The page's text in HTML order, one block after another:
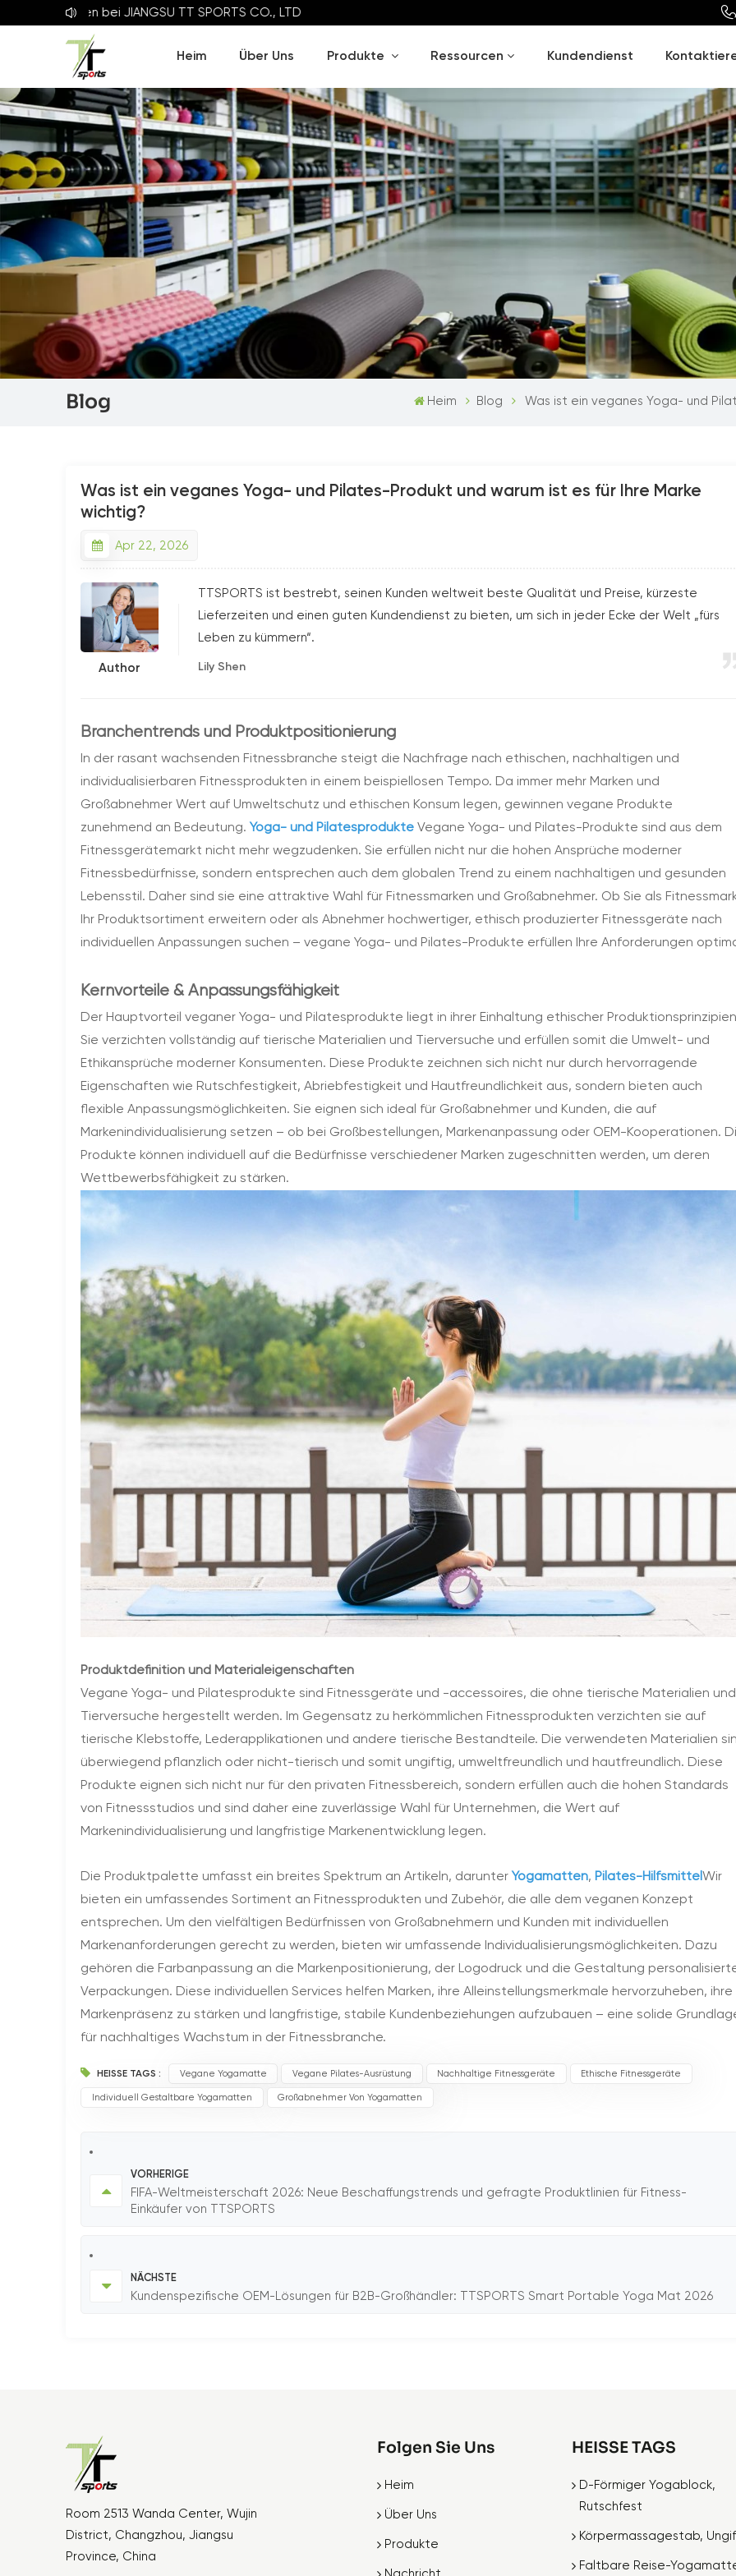
JIANGSU TT SPORTS CO., LTD
Heim Über Uns Produkte Ressourcen Kundendienst
Blog Heim Blog Was ist ein veganes Yoga- und
Was ist ein veganes Yoga- und Pilates-Produkt und warum ist es für Ihre Marke
wichtig?
Apr 22, 2026
Author
TTSPORTS ist bestrebt, seinen Kunden weltweit beste Qualität und Preise, kürzeste
Lieferzeiten und einen guten Kundendienst zu bieten, um sich in jeder Ecke der Welt „fürs
Leben zu kümmern“.
Lily Shen
Branchentrends und Produktpositionierung
In der rasant wachsenden Fitnessbranche steigt die Nachfrage nach ethischen, nachhaltigen und
individualisierbaren Fitnessprodukten in einem beispiellosen Tempo. Da immer mehr Marken und
Großabnehmer Wert auf Umweltschutz und ethischen Konsum legen, gewinnen vegane Produkte
zunehmend an Bedeutung.Yoga- und Pilatesprodukte Vegane Yoga- und Pilates-Produkte sind aus dem
Fitnessgerätemarkt nicht mehr wegzudenken. Sie erfüllen nicht nur die hohen Ansprüche moderner
Fitnessbedürfnisse, sondern entsprechen auch dem globalen Trend zu einem nachhaltigen und gesunden
Lebensstil. Daher sind sie eine attraktive Wahl für Fitnessmarken und Großabnehmer. Ob Sie als
Ihr Produktsortiment erweitern oder als Abnehmer hochwertiger, ethisch produzierter Fitnessgeräte nach
individuellen Anpassungen suchen – vegane Yoga- und Pilates-Produkte erfüllen Ihre Anforderungen
Kernvorteile & Anpassungsfähigkeit
Der Hauptvorteil veganer Yoga- und Pilatesprodukte liegt in ihrer Einhaltung ethischer
Sie verzichten vollständig auf tierische Materialien und Tierversuche und erfüllen somit die Umwelt- und
Ethikansprüche moderner Konsumenten. Diese Produkte zeichnen sich nicht nur durch hervorragende
Eigenschaften wie Rutschfestigkeit, Abriebfestigkeit und Hautfreundlichkeit aus, sondern bieten auch
flexible Anpassungsmöglichkeiten. Sie eignen sich ideal für Großabnehmer und Kunden, die auf
Markenindividualisierung setzen – ob bei Großbestellungen, Markenanpassung oder OEM-Kooperationen.
Produkte können individuell auf die Bedürfnisse verschiedener Marken zugeschnitten werden, um deren
Wettbewerbsfähigkeit zu stärken.
Produktdefinition und Materialeigenschaften
Vegane Yoga- und Pilatesprodukte sind Fitnessgeräte und -accessoires, die ohne tierische Materialien und
Tierversuche hergestellt werden. Im Gegensatz zu herkömmlichen Fitnessprodukten verzichten sie auf
tierische Klebstoffe, Lederapplikationen und andere tierische Bestandteile. Die verwendeten Materialien
überwiegend pflanzlich oder nicht-tierisch und somit ungiftig, umweltfreundlich und hautfreundlich. Diese
Produkte eignen sich nicht nur für den privaten Fitnessbereich, sondern erfüllen auch die hohen Standards
von Fitnessstudios und sind daher eine zuverlässige Wahl für Unternehmen, die Wert auf
Markenindividualisierung und langfristige Markenentwicklung legen.
Die Produktpalette umfasst ein breites Spektrum an Artikeln, darunterYogamatten,Pilates-HilfsmittelWir
bieten ein umfassendes Sortiment an Fitnessprodukten und Zubehör, die alle dem veganen Konzept
entsprechen. Um den vielfältigen Bedürfnissen von Großabnehmern und Kunden mit individuellen
Markenanforderungen gerecht zu werden, bieten wir umfassende Individualisierungsmöglichkeiten. Dazu
gehören die Farbanpassung an die Markenpositionierung, der Logodruck und die Gestaltung
Verpackungen. Diese individuellen Services helfen Marken, ihre Alleinstellungsmerkmale hervorzuheben, ihre
Markenpräsenz zu stärken und langfristige, stabile Kundenbeziehungen aufzubauen – eine solide
für nachhaltiges Wachstum in der Fitnessbranche.
HEISSE TAGS : Vegane Yogamatte Vegane Pilates-Ausrüstung Nachhaltige Fitnessgeräte Ethische Fitnessgeräte
Individuell Gestaltbare Yogamatten Großabnehmer Von Yogamatten
VORHERIGE
FIFA-Weltmeisterschaft 2026: Neue Beschaffungstrends und gefragte Produktlinien für Fitness-
Einkäufer von TTSPORTS
NÄCHSTE
Kundenspezifische OEM-Lösungen für B2B-Großhändler: TTSPORTS Smart Portable Yoga Mat 2026
Room 2513 Wanda Center, Wujin
District, Changzhou, Jiangsu
Province, China
Folgen Sie Uns
Heim
Über Uns
Produkte
HEISSE TAGS
D-Förmiger Yogablock,
Rutschfest
Körpermassagestab,
Faltbare Reise-